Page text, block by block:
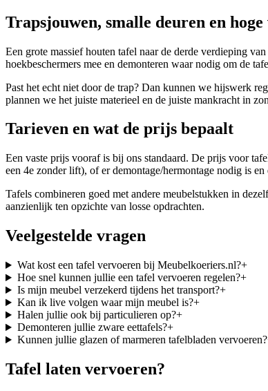
Trapsjouwen, smalle deuren en
Een grote massief houten tafel naar de derde verdieping
hoekbeschermers mee en demonteren waar nodig om de
Past het echt niet door de trap? Dan kunnen we hijswerk
plannen we het juiste materieel en de juiste mankracht in
Tarieven en wat de prijs bepaalt
Een vaste prijs vooraf is bij ons standaard. De prijs voor
een 4e zonder lift), of er demontage/hermontage nodig is
Tafels combineren goed met andere meubelstukken in
aanzienlijk ten opzichte van losse opdrachten.
Veelgestelde vragen
Wat kost een tafel vervoeren bij Meubelkoeriers.nl?+
Hoe snel kunnen jullie een tafel vervoeren regelen?+
Is mijn meubel verzekerd tijdens het transport?+
Kan ik live volgen waar mijn meubel is?+
Halen jullie ook bij particulieren op?+
Demonteren jullie zware eettafels?+
Kunnen jullie glazen of marmeren tafelbladen vervoeren?
Tafel laten vervoeren?